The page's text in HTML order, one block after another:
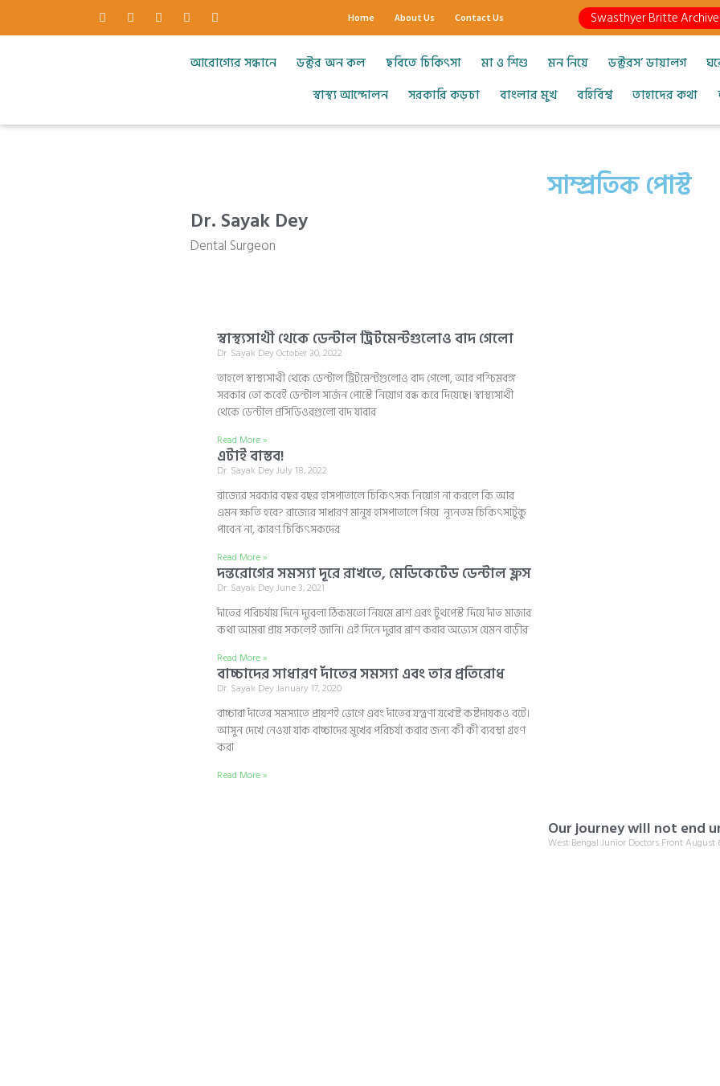
Home About Us Contact Us Swasthyer Britte Archive
আরোগ্যের সন্ধানে ডক্টর অন কল ছবিতে চিকিৎসা মা ও শিশু মন নিয়ে ডক্টরস’ ডায়ালগ
স্বাস্থ্য আন্দোলন
সরকারি কড়চা বাংলার মুখ বহির্বিশ্ব তাহাদের কথা
Dr. Sayak Dey
Dental Surgeon
স্বাস্থ্যসাথী থেকে ডেন্টাল ট্রিটমেন্টগুলোও বাদ গেলো
Dr. Sayak DeyOctober 30, 2022
তাহলে স্বাস্থ্যসাথী থেকে ডেন্টাল ট্রিটমেন্টগুলোও বাদ গেলো, আর পশ্চিমবঙ্গ
সরকার তো কবেই ডেন্টাল সার্জন পোস্টে নিয়োগ বন্ধ করে দিয়েছে। স্বাস্থ্যসাথী
থেকে ডেন্টাল প্রসিডিওরগুলো বাদ যাবার
Read More »
এটাই বাস্তব!
Dr. Sayak DeyJuly 18, 2022
রাজ্যের সরকার বছর বছর হাসপাতালে চিকিৎসক নিয়োগ না করলে কি আর
এমন ক্ষতি হবে? রাজ্যের সাধারণ মানুষ হাসপাতালে গিয়ে ন্যূনতম চিকিৎসাটুকু
পাবেন না, কারণ চিকিৎসকদের
Read More »
দন্তরোগের সমস্যা দূরে রাখতে, মেডিকেটেড ডেন্টাল ফ্লস
Dr. Sayak DeyJune 3, 2021
দাঁতের পরিচর্যায় দিনে দুবেলা ঠিকমতো নিয়মে ব্রাশ এবং টুথপেস্ট দিয়ে দাঁত মাজার
কথা আমরা প্রায় সকলেই জানি। এই দিনে দুবার ব্রাশ করার অভ্যেস যেমন বাড়ীর
Read More »
বাচ্চাদের সাধারণ দাঁতের সমস্যা এবং তার প্রতিরোধ
Dr. Sayak DeyJanuary 17, 2020
বাচ্চারা দাঁতের সমস্যাতে প্রায়শই ভোগে এবং দাঁতের যন্ত্রণা যথেষ্ট কষ্টদায়কও বটে।
আসুন দেখে নেওয়া যাক বাচ্চাদের মুখের পরিচর্যা করার জন্য কী কী ব্যবস্থা গ্রহণ
করা
Read More »
সাম্প্রতিক পোস্ট
Our journey will not end
West Bengal Junior Doctors FrontAugust